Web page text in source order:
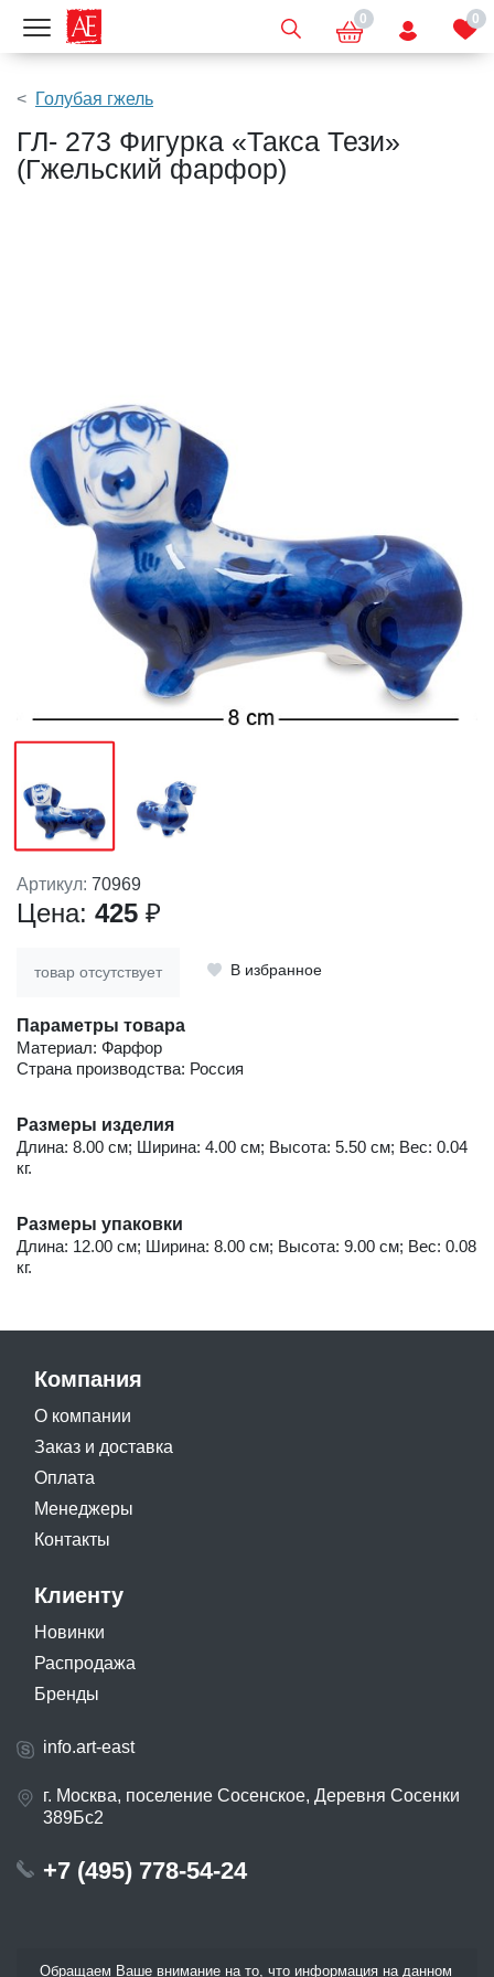
Показать меню 0 0
Голубая гжель
ГЛ- 273 Фигурка «Такса Тези»
(Гжельский фарфор)
Артикул: 70969
Цена: 425 ₽
товар отсутствует В избранное
Параметры товара
Материал: Фарфор
Страна производства: Россия
Размеры изделия
Длина: 8.00 см; Ширина: 4.00 см; Высота: 5.50 см; Вес: 0.04
кг.
Размеры упаковки
Длина: 12.00 см; Ширина: 8.00 см; Высота: 9.00 см; Вес: 0.08
кг.
Компания
О компании
Заказ и доставка
Оплата
Менеджеры
Контакты
Клиенту
Новинки
Распродажа
Бренды
info.art-east
г. Москва, поселение Сосенское, Деревня Сосенки
389Бс2
+7 (495) 778-54-24
Обращаем Ваше внимание на то, что информация на данном